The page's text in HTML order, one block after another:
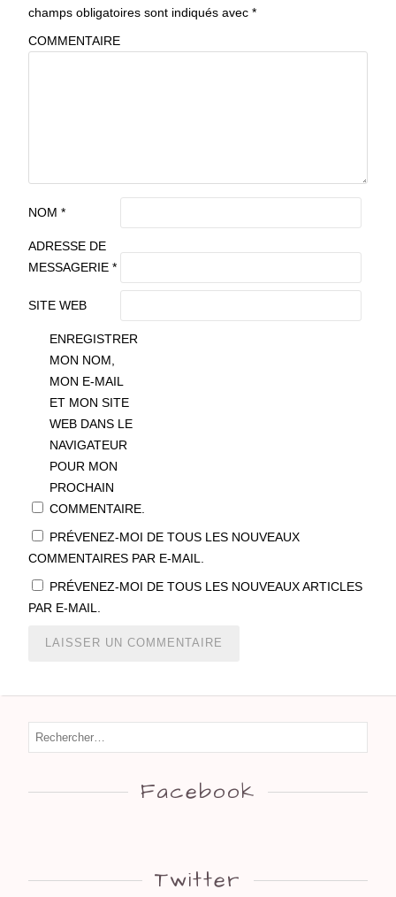
champs obligatoires sont indiqués avec *
COMMENTAIRE
NOM *
ADRESSE DE
MESSAGERIE *
SITE WEB
ENREGISTRER
MON NOM,
MON E-MAIL
ET MON SITE
WEB DANS LE
NAVIGATEUR
POUR MON
PROCHAIN
COMMENTAIRE.
PRÉVENEZ-MOI DE TOUS LES NOUVEAUX
COMMENTAIRES PAR E-MAIL.
PRÉVENEZ-MOI DE TOUS LES NOUVEAUX ARTICLES
PAR E-MAIL.
Facebook
Twitter